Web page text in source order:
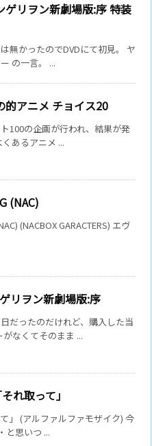
ゲリヲン新劇場版:序 特装
無かったのでDVDにて初見。 ヤ
の一言。 ...
アニメ チョイス20
100の企画が行われ、結果が発
あるアニメ ...
(NAC)
(NACBOX GARACTERS) エヴ
リヲン新劇場版:序
だったのだけれど、購入した当
なくてそのまま ...
れ取って」
」 (アルファルファモザイク) 今
と思いつ ...